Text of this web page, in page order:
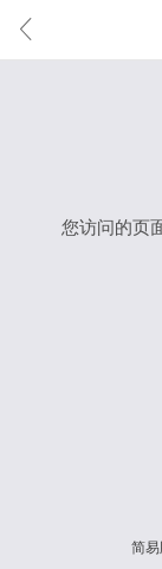
您访问的页
简易